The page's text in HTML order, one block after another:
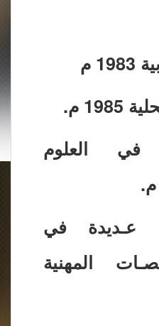
م
م.
في العلوم
عـديدة في
المهنية